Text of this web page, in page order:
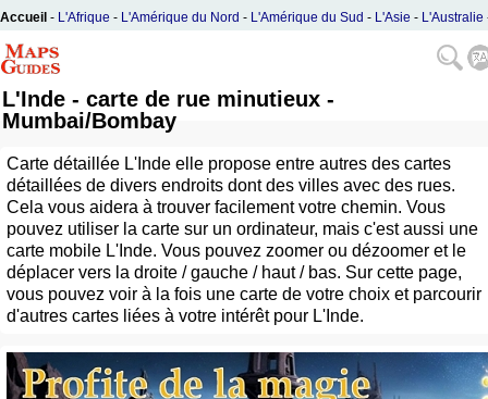
Accueil - L'Afrique - L'Amérique du Nord - L'Amérique du Sud - L'Asie - L'Australie
L'Inde - carte de rue minutieux -
Mumbai/Bombay
Carte détaillée L'Inde elle propose entre autres des cartes
détaillées de divers endroits dont des villes avec des rues.
Cela vous aidera à trouver facilement votre chemin. Vous
pouvez utiliser la carte sur un ordinateur, mais c'est aussi une
carte mobile L'Inde. Vous pouvez zoomer ou dézoomer et le
déplacer vers la droite / gauche / haut / bas. Sur cette page,
vous pouvez voir à la fois une carte de votre choix et parcourir
d'autres cartes liées à votre intérêt pour L'Inde.